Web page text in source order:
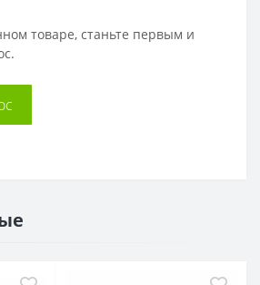
товаре, станьте первым и